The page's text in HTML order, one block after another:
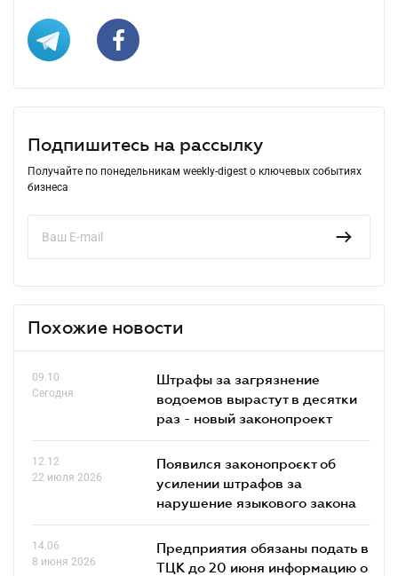
Подпишитесь на рассылку
Получайте по понедельникам weekly-digest о ключевых событиях
бизнеса
Похожие новости
09.10
Сегодня
Штрафы за загрязнение
водоемов вырастут в десятки
раз - новый законопроект
12.12
22 июля 2026
Появился законопроєкт об
усилении штрафов за
нарушение языкового закона
14.06
8 июня 2026
Предприятия обязаны подать в
ТЦК до 20 июня информацию о